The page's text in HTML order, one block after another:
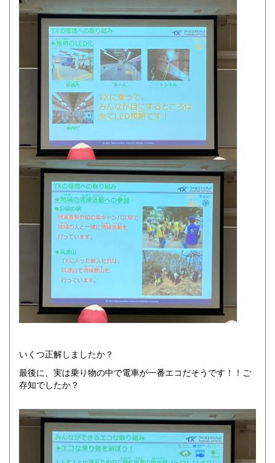
いくつ正解しましたか？
最後に、実は乗り物の中で電車が一番エコだそうです！！ご
存知でしたか？